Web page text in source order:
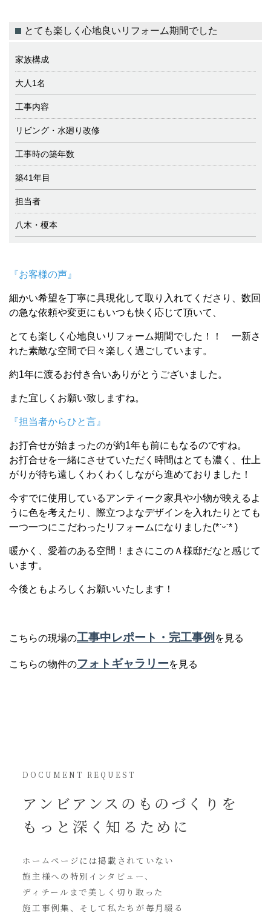
とても楽しく心地良いリフォーム期間でした
家族構成
大人1名
工事内容
リビング・水廻り改修
工事時の築年数
築41年目
担当者
八木・榎本
『お客様の声』
細かい希望を丁寧に具現化して取り入れてくださり、数回
の急な依頼や変更にもいつも快く応じて頂いて、
とても楽しく心地良いリフォーム期間でした！！ 一新さ
れた素敵な空間で日々楽しく過ごしています。
約1年に渡るお付き合いありがとうございました。
また宜しくお願い致しますね。
『担当者からひと言』
お打合せが始まったのが約1年も前にもなるのですね。
お打合せを一緒にさせていただく時間はとても濃く、仕上
がりが待ち遠しくわくわくしながら進めておりました！
今すでに使用しているアンティーク家具や小物が映えるよ
うに色を考えたり、際立つよなデザインを入れたりとても
一つ一つにこだわったリフォームになりました(*ˊᵕˋ* )
暖かく、愛着のある空間！まさにこのＡ様邸だなと感じて
います。
今後ともよろしくお願いいたします！
こちらの現場の工事中レポート・完工事例 を見る
こちらの物件のフォトギャラリーを見る
DOCUMENT REQUEST
アンビアンスの ものづくりを
もっと深く知るために
ホームページには掲載されていない
施主様への特別インタビュー、
ディテールまで美しく切り取った
施工事例集、そして私たちが毎月綴る